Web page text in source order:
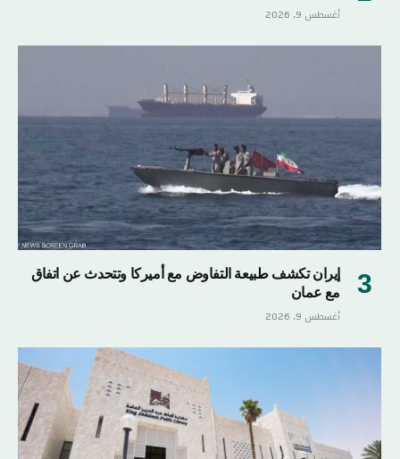
أغسطس 9, 2026
إيران تكشف طبيعة التفاوض مع أميركا وتتحدث عن اتفاق
مع عمان
أغسطس 9, 2026